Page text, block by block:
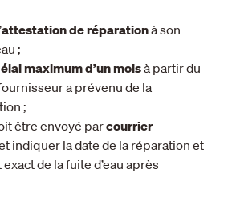
attestation de réparationà son
;
maximum d’un moisà partir du
a prévenu de la
;
être envoyé parcourrier
indiquer la date de la réparation et
de la fuite d’eau après